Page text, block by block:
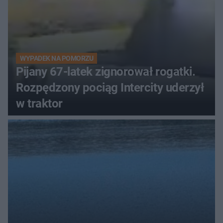
WYPADEK NA POMORZU
Pijany 67-latek zignorował rogatki.
Rozpędzony pociąg Intercity uderzył
w traktor